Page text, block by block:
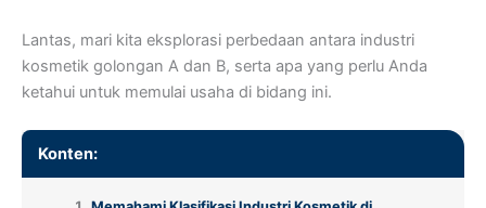
Lantas, mari kita eksplorasi perbedaan antara industri
kosmetik golongan A dan B, serta apa yang perlu Anda
ketahui untuk memulai usaha di bidang ini.
Konten: